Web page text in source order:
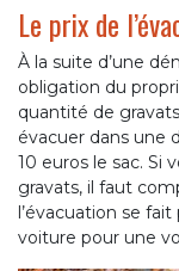
Le prix de
À la suite d’une
obligation du
quantité de
évacuer dans une
10 euros le sac. Si
gravats, il faut
l’évacuation se
voiture pour une